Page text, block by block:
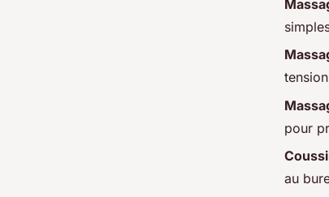
pour
au